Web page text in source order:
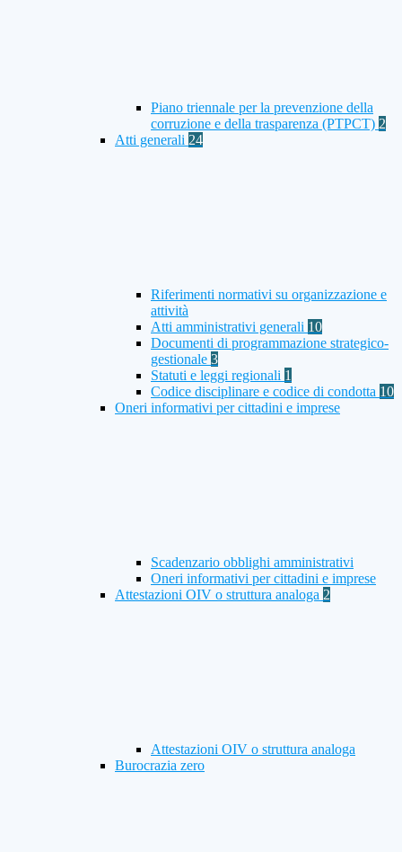
Piano triennale per la prevenzione della
corruzione e della trasparenza (PTPCT) 2
Atti generali 24
Riferimenti normativi su organizzazione e
attività
Atti amministrativi generali 10
Documenti di programmazione strategico-
gestionale 3
Statuti e leggi regionali 1
Codice disciplinare e codice di condotta 10
Oneri informativi per cittadini e imprese
Scadenzario obblighi amministrativi
Oneri informativi per cittadini e imprese
Attestazioni OIV o struttura analoga 2
Attestazioni OIV o struttura analoga
Burocrazia zero